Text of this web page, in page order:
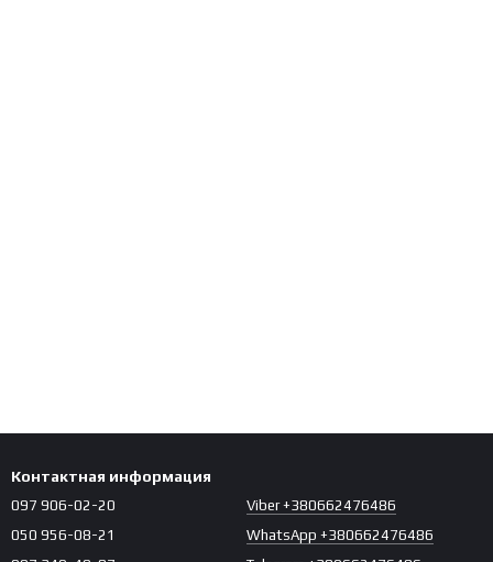
Контактная информация
097 906-02-20
050 956-08-21
Viber +380662476486
WhatsApp +380662476486